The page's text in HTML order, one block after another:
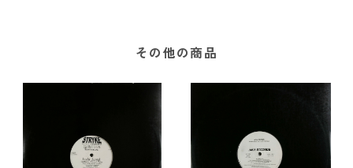
その他の商品